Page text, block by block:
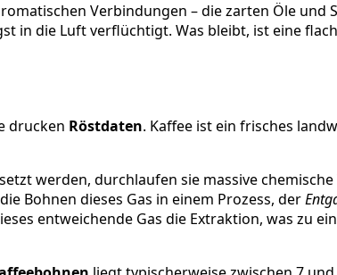
Verbindungen – die zarten Öle und
in die Luft verflüchtigt. Was bleibt, ist eine
drucken Röstdaten. Kaffee ist ein frisches
werden, durchlaufen sie massive
Bohnen dieses Gas in einem Prozess, der
entweichende Gas die Extraktion, was zu